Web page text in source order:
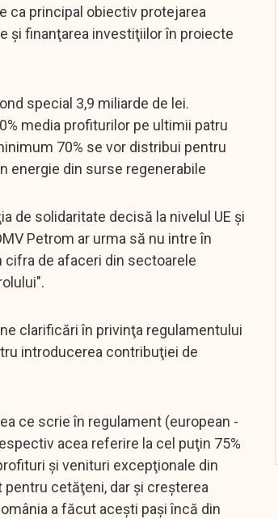
ca principal obiectiv protejarea
şi finanţarea investiţiilor în proiecte
special 3,9 miliarde de lei.
media profiturilor pe ultimii patru
70% se vor distribui pentru
energie din surse regenerabile
de solidaritate decisă la nivelul UE şi
Petrom ar urma să nu intre în
cifra de afaceri din sectoarele
clarificări în privinţa regulamentului
introducerea contribuţiei de
ce scrie în regulament (european -
acea referire la cel puţin 75%
şi venituri excepţionale din
cetăţeni, dar şi creşterea
a făcut aceşti paşi încă din